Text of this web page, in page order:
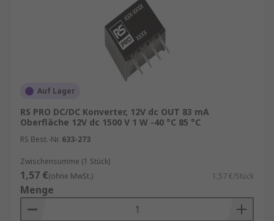
DC/DC‑Konverter kaufen
Bei der Auswahl des passenden Produkts sollten
folgende technische Parameter berücksichtigt
Eingangsspannungsbereich
Ausgangsspannung und Ausgangsstrom
Leistungsbedarf (Watt)
Isolationsanforderungen
Wirkungsgrad
Zulässiger Temperaturbereich
Gehäuseform und Montageart (SIP, DIP,
Auf Lager
RS PRO DC/DC Konverter, 12V dc OUT 83 mA
Oberfläche 12V dc 1500 V 1 W -40 °C 85 °C
RS Best.-Nr. 633-273
Zwischensumme (1 Stück)
1,57 €(ohne MwSt.) 1,57 €/Stück
Menge